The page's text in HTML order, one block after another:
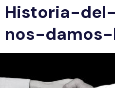
Historia-
nos-